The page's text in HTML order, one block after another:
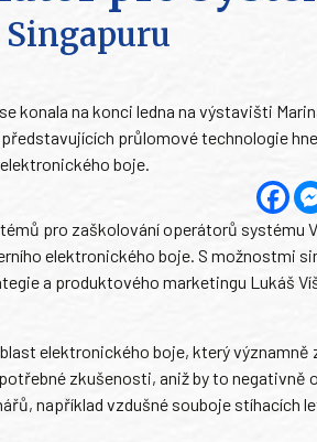
Singapuru
konala na konci ledna na výstavišti
průlomové technologie
boje.
pro zaškolování operátorů systému
elektronického boje. S možnostmi
a produktového marketingu Lukáš
elektronického boje, který významně
zkušenosti, aniž by to negativně
například vzdušné souboje stíhacích